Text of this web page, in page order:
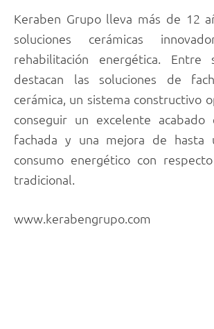
Keraben Grupo lleva más de 12
soluciones cerámicas
rehabilitación energética. Entre
destacan las soluciones de
cerámica, un sistema constructivo
conseguir un excelente
fachada y una mejora de hasta
consumo energético con
tradicional.
www.kerabengrupo.com